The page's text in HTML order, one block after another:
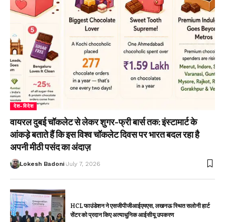
देश-विदेश
वायरल दुबई चॉकलेट से लेकर शुगर-फ्री बार्स तक: इंस्टामार्ट के
आंकड़े बताते हैं कि इस विश्व चॉकलेट दिवस पर भारत बदल रहा है
अपनी मीठी पसंद का अंदाज़
Lokesh Badoni July 7, 2026
HCL फाउंडेशन ने एसजीपीजीआईएमएस, लखनऊ स्थित सलोनी हार्ट
सेंटर को प्रदान किए अत्याधुनिक आईसीयू उपकरण